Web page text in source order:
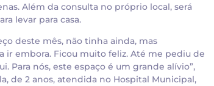
Além da consulta no próprio local, será
levar para casa.
deste mês, não tinha ainda, mas
ir embora. Ficou muito feliz. Até me pediu de
Para nós, este espaço é um grande alívio”,
de 2 anos, atendida no Hospital Municipal,